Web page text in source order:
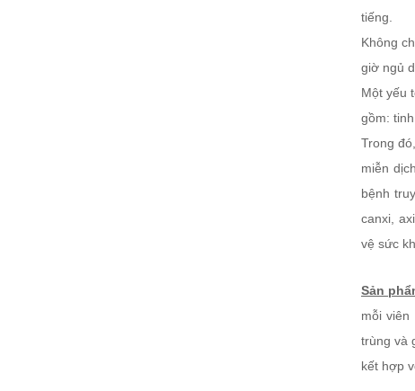
tiếng.
Không
giờ ngủ
Một yếu
gồm:
Trong
miễn
bệnh
canxi,
vệ sức
Sản
mỗi
trùng và
kết hợp